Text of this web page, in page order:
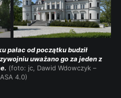
pałac od początku budził
uważano go za jeden z
(foto: jc, Dawid Wdowczyk –
4.0)